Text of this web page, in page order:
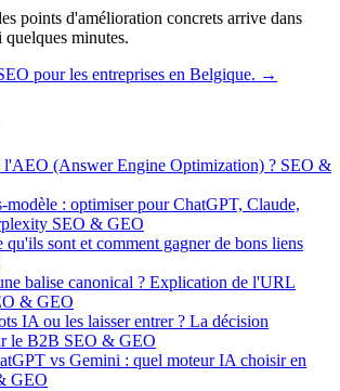
points d'amélioration concrets arrive dans
minutes.
pour les entreprises en Belgique. →
l'AEO (Answer Engine Optimization) ? SEO &
modèle : optimiser pour ChatGPT, Claude,
SEO & GEO
sont et comment gagner de bons liens
balise canonical ? Explication de l'URL
& GEO
IA ou les laisser entrer ? La décision
le B2B SEO & GEO
vs Gemini : quel moteur IA choisir en
GEO